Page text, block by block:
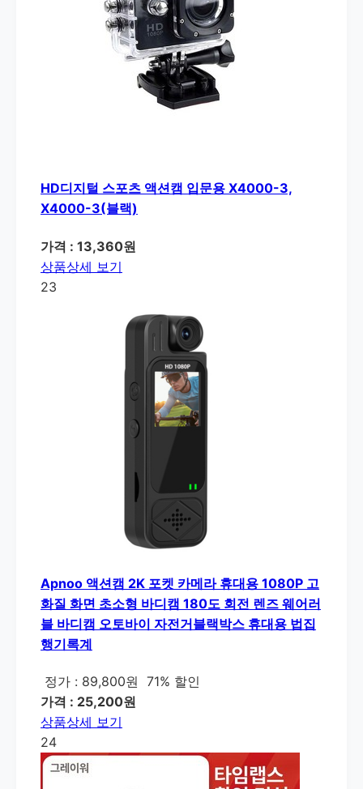
HD디지털 스포츠 액션캠 입문용 X4000-3,
X4000-3(블랙)
가격 : 13,360원
상품상세 보기
23
Apnoo 액션캠 2K 포켓 카메라 휴대용 1080P 고
화질 화면 초소형 바디캠 180도 회전 렌즈 웨어러
블 바디캠 오토바이 자전거블랙박스 휴대용 법집
행기록계
정가 : 89,800원 71% 할인
가격 : 25,200원
상품상세 보기
24